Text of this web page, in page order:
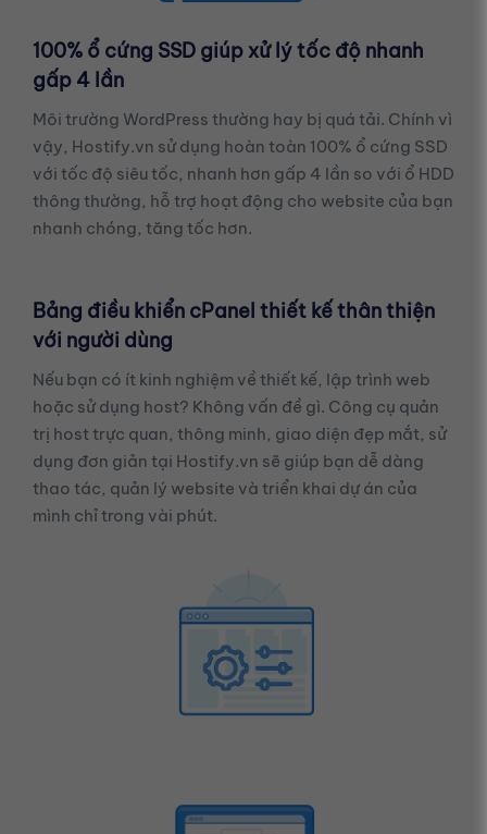
100% ổ cứng SSD giúp xử lý tốc độ nhanh
gấp 4 lần
Môi trường WordPress thường hay bị quá tải. Chính vì
vậy, Hostify.vn sử dụng hoàn toàn 100% ổ cứng SSD
với tốc độ siêu tốc, nhanh hơn gấp 4 lần so với ổ HDD
thông thường, hỗ trợ hoạt động cho website của bạn
nhanh chóng, tăng tốc hơn.
Bảng điều khiển cPanel thiết kế thân thiện
với người dùng
Nếu bạn có ít kinh nghiệm về thiết kế, lập trình web
hoặc sử dụng host? Không vấn đề gì. Công cụ quản
trị host trực quan, thông minh, giao diện đẹp mắt, sử
dụng đơn giản tại Hostify.vn sẽ giúp bạn dễ dàng
thao tác, quản lý website và triển khai dự án của
mình chỉ trong vài phút.